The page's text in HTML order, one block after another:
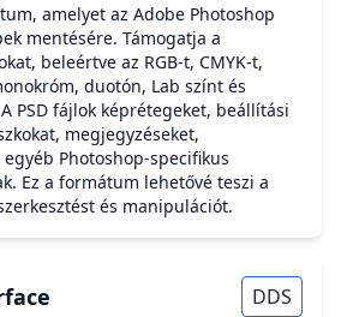
amelyet az Adobe Photoshop
mentésére. Támogatja a
beleértve az RGB-t, CMYK-t,
duotón, Lab színt és
PSD fájlok képrétegeket, beállítási
megjegyzéseket,
Photoshop-specifikus
Ez a formátum lehetővé teszi a
és manipulációt.
DDS